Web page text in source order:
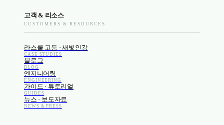
고객 & 리소스
CUSTOMERS & RESOURCES
라스쿨 고등 · 새빛인강
CASE STUDIES
블로그
BLOG
엔지니어링
ENGINEERING
가이드 · 튜토리얼
GUIDES
뉴스 · 보도자료
NEWS & PRESS